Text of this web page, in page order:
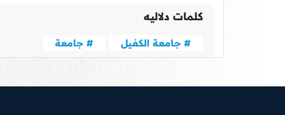
كلمات دلاليه
# جامعة الكفيل # جامعة